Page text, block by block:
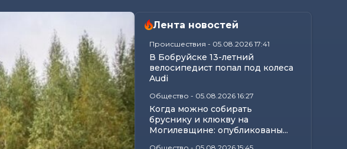
Лента новостей
Происшествия - 05.08.2026 17:41
В Бобруйске 13-летний
велосипедист попал под колеса
Audi
Общество - 05.08.2026 16:27
Когда можно собирать
бруснику и клюкву на
Могилевщине: опубликованы...